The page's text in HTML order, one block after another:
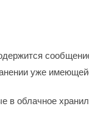
уже
в облачное